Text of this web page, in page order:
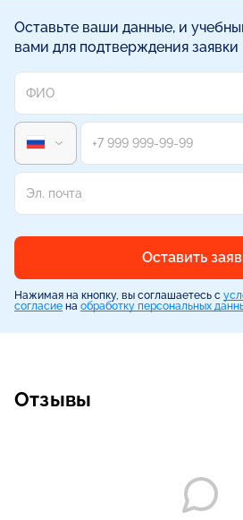
Оставьте ваши данные, и
вами для подтверждения заявки
Оставить
Нажимая на кнопку, вы соглашаетесь с
согласие на обработку персональных
Отзывы